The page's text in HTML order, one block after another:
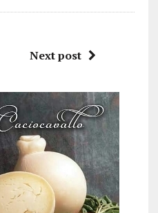
Next post